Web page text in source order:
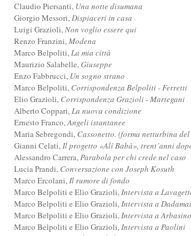
Claudio Piersanti, Una notte disumana
Giorgio Messori,Dispiaceri in casa
Luigi Grazioli,Non voglio essere qui
Renzo Franzini,Modena
Marco Belpoliti,La mia città
Maurizio Salabelle,Giuseppe
Enzo Fabbrucci, Un sogno strano
Marco Belpoliti, Corrispondenza Belpoliti - Ferretti
Elio Grazioli, Corrispondenza Grazioli - Martegani
Alberto Coppari,La nuova condizione
Ernesto Franco,Angeli istantanee
Maria Sebregondi, Cassonetto. (forma netturbina
Gianni Celati,Il progetto «Alì Babà», trent’anni
Alessandro Carrera,Parabola per chi crede nel caso
Lucia Prandi, Conversazione con Joseph Kosuth
Marco Ercolani,Il rumore di fondo
Marco Belpoliti e Elio Grazioli,Intervista a
Marco Belpoliti e Elio Grazioli,Intervista a
Marco Belpoliti e Elio Grazioli,Intervista a Arbasino
Marco Belpoliti e Elio Grazioli,Intervista a Paolini